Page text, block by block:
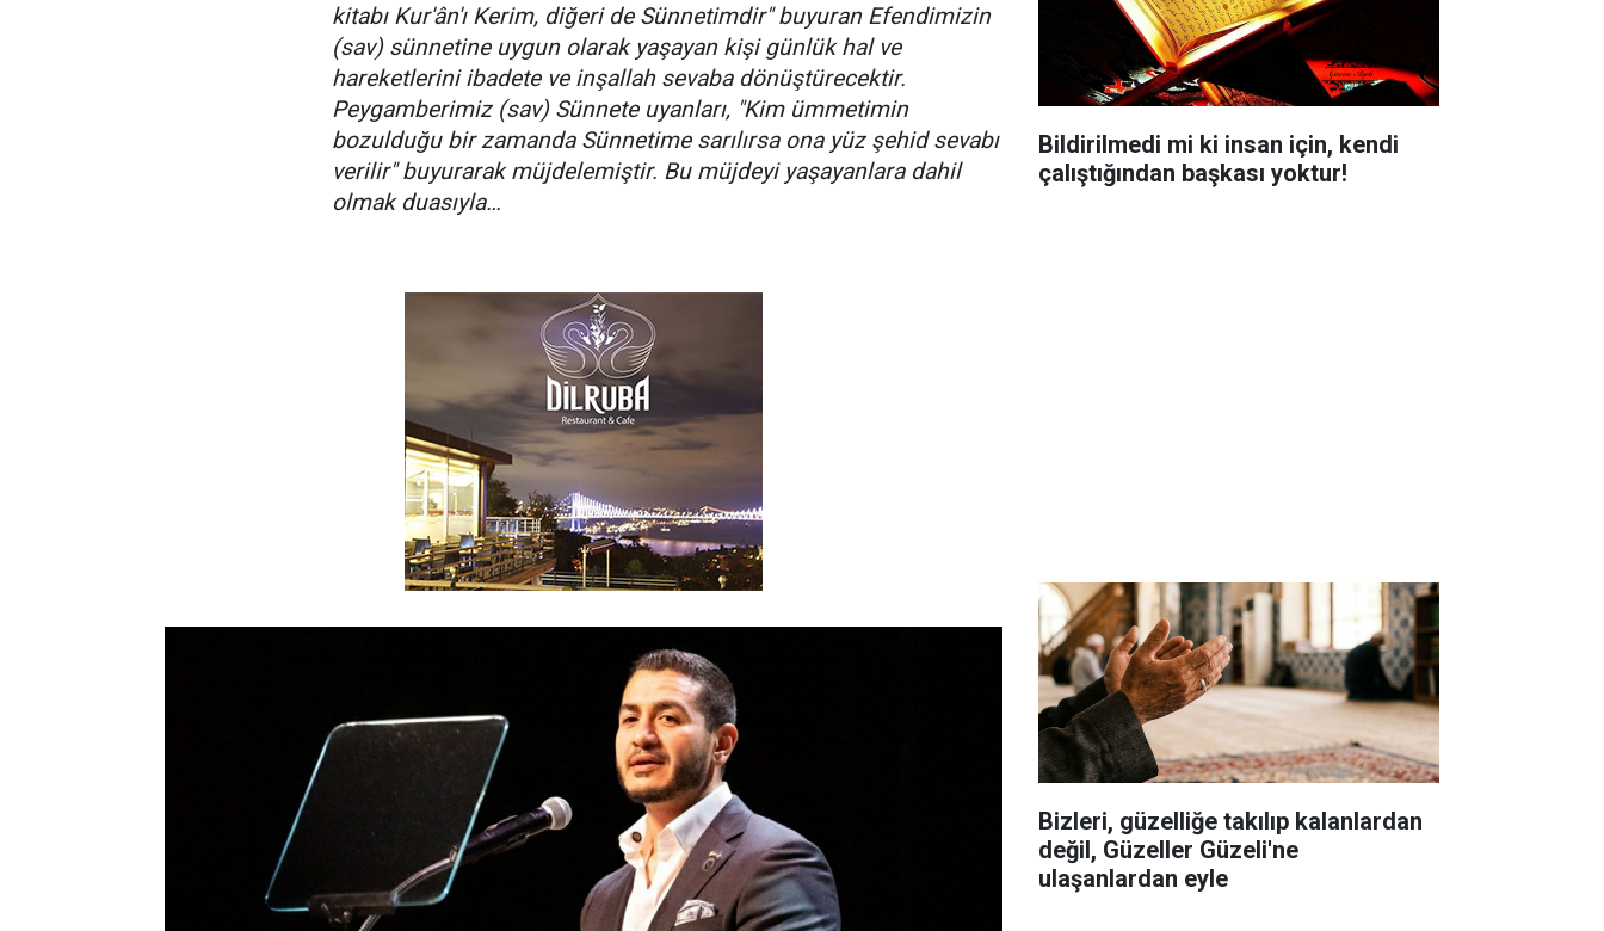
kitabı Kur'ân'ı Kerim, diğeri de Sünnetimdir" buyuran Efendimizin
(sav) sünnetine uygun olarak yaşayan kişi günlük hal ve
hareketlerini ibadete ve inşallah sevaba dönüştürecektir.
Peygamberimiz (sav) Sünnete uyanları, "Kim ümmetimin
bozulduğu bir zamanda Sünnetime sarılırsa ona yüz şehid sevabı
verilir" buyurarak müjdelemiştir. Bu müjdeyi yaşayanlara dahil
olmak duasıyla…
Bildirilmedi mi ki insan için, kendi
çalıştığından başkası yoktur!
Bizleri, güzelliğe takılıp kalanlardan
değil, Güzeller Güzeli'ne
ulaşanlardan eyle